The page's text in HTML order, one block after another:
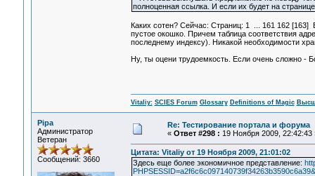
полноценная ссылка. И если их будет на
Каких сотен? Сейчас: Страниц: 1 ... 161 162 [163]
пустое окошко. Причем таблица соответствия
последнему индексу). Никакой необходимости
Ну, ты оцени трудоемкость. Если очень сложно -
Vitaliy: SCIES Forum Glossary Definitions of Magic
Pipa
Администратор
Ветеран
Сообщений: 3660
Re: Тестирование портала и форума
« Ответ #298 : 19 Ноября 2009, 22:42:43
Цитата: Vitaliy от 19 Ноября 2009, 21:01:02
Здесь еще более экономичное представление: